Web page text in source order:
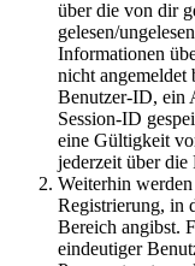
über die von dir
gelesen/
Informationen
nicht angemeldet
Benutzer-ID, ein
Session-ID
eine Gültigkeit
jederzeit über
Weiterhin
Registrierung, in
Bereich angibst.
eindeutiger